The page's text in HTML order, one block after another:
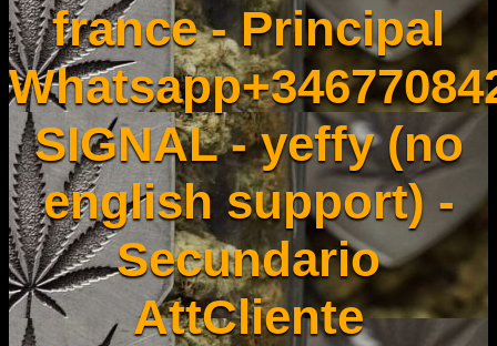
france - Principal
SIGNAL - yeffy (no
english support) -
Secundario
AttCliente